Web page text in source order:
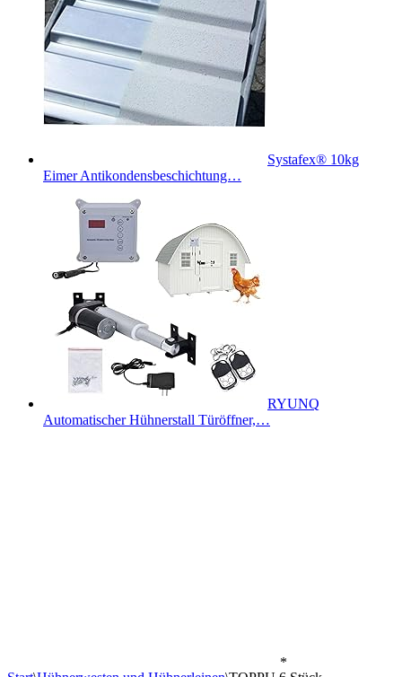
Systafex® 10kg
Eimer Antikondensbeschichtung…
RYUNQ
Automatischer Hühnerstall Türöffner,…
*